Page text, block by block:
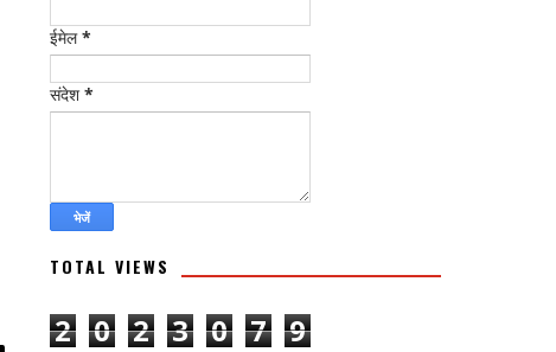
ईमेल*
संदेश *
TOTAL VIEWS
2 0 2 3 0 7 9